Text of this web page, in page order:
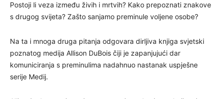
Postoji li veza između živih i mrtvih? Kako prepoznati znakove
s drugog svijeta? Zašto sanjamo preminule voljene osobe?
Na ta i mnoga druga pitanja odgovara dirljiva knjiga svjetski
poznatog medija Allison DuBois čiji je zapanjujući dar
komuniciranja s preminulima nadahnuo nastanak uspješne
serije Medij.